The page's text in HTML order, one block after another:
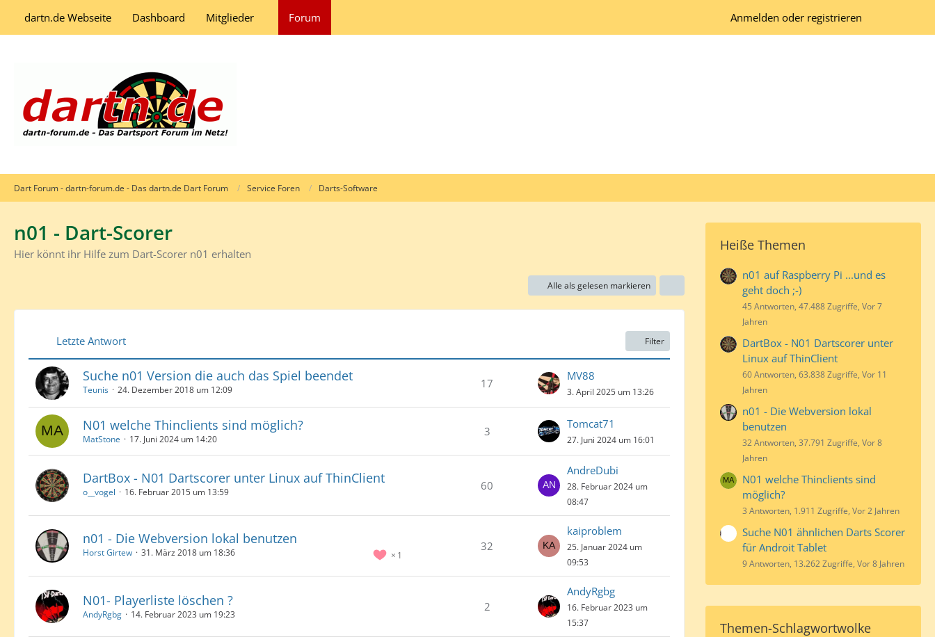
dartn.de Webseite Dashboard Mitglieder Forum Anmelden oder registrieren
Dart Forum - dartn-forum.de - Das dartn.de Dart Forum Service Foren Darts-Software
n01 - Dart-Scorer
Hier könnt ihr Hilfe zum Dart-Scorer n01 erhalten
Alle als gelesen markieren
Letzte Antwort Filter
Suche n01 Version die auch das Spiel beendet
Teunis 24. Dezember 2018 um 12:09 17
MV88
3. April 2025 um 13:26
N01 welche Thinclients sind möglich?
MatStone 17. Juni 2024 um 14:20
3
Tomcat71
27. Juni 2024 um 16:01
DartBox - N01 Dartscorer unter Linux auf ThinClient
o__vogel 16. Februar 2015 um 13:59 60
AndreDubi
28. Februar 2024 um
08:47
n01 - Die Webversion lokal benutzen
1
Horst Girtew 31. März 2018 um 18:36 32
kaiproblem
25. Januar 2024 um
09:53
N01- Playerliste löschen ?
AndyRgbg 14. Februar 2023 um 19:23
2
AndyRgbg
16. Februar 2023 um
15:37
Heiße Themen
n01 auf Raspberry Pi ...und es
geht doch ;-)
45 Antworten, 47.488 Zugriffe, Vor 7
Jahren
DartBox - N01 Dartscorer unter
Linux auf ThinClient
60 Antworten, 63.838 Zugriffe, Vor 11
Jahren
n01 - Die Webversion lokal
benutzen
32 Antworten, 37.791 Zugriffe, Vor 8
Jahren
N01 welche Thinclients sind
möglich?
3 Antworten, 1.911 Zugriffe, Vor 2 Jahren
Suche N01 ähnlichen Darts Scorer
für Androit Tablet
9 Antworten, 13.262 Zugriffe, Vor 8 Jahren
Themen-Schlagwortwolke